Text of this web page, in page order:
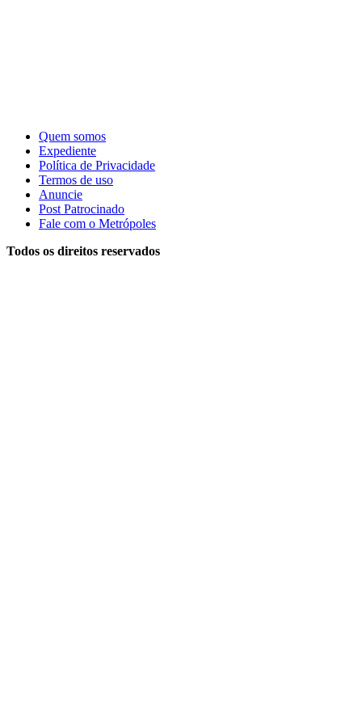
Quem somos
Expediente
Política de Privacidade
Termos de uso
Anuncie
Post Patrocinado
Fale com o Metrópoles
Todos os direitos reservados